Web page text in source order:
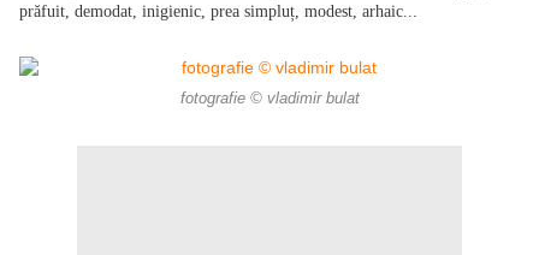
prăfuit, demodat, inigienic, prea simpluț, modest, arhaic...
fotografie © vladimir bulat